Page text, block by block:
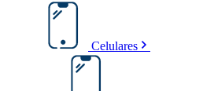
Celulares